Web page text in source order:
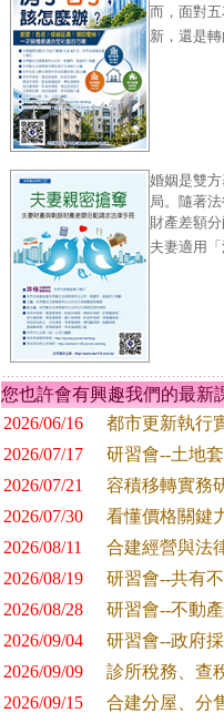
而，面對
新，還是
婚姻是雙
局。隨著
財產差額
夫妻適用
您也許會有興趣我們的最新
2026/06/16
都市更新執行
2026/07/17
研習會--土地
2026/07/21
容積移轉實務
2026/07/30
看懂價格關鍵
2026/08/11
合建經營與法
2026/08/19
研習會--共有
2026/08/28
研習會--不動
2026/09/04
研習會--政府
2026/09/09
診所稅務、查
2026/09/15
合建分屋、分